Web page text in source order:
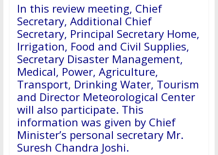
In this review meeting, Chief
Secretary, Additional Chief
Secretary, Principal Secretary Home,
Irrigation, Food and Civil Supplies,
Secretary Disaster Management,
Medical, Power, Agriculture,
Transport, Drinking Water, Tourism
and Director Meteorological Center
will also participate. This
information was given by Chief
Minister’s personal secretary Mr.
Suresh Chandra Joshi.